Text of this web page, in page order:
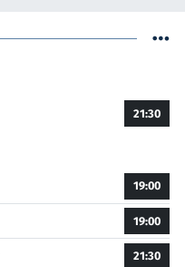
21:30
19:00
19:00
21:30